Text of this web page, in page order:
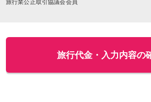
旅行業公正取引協議会会員